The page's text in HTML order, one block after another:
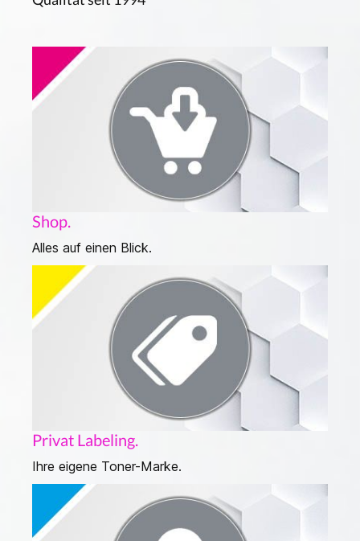
Shop.
Alles auf einen Blick.
Privat Labeling.
Ihre eigene Toner-Marke.